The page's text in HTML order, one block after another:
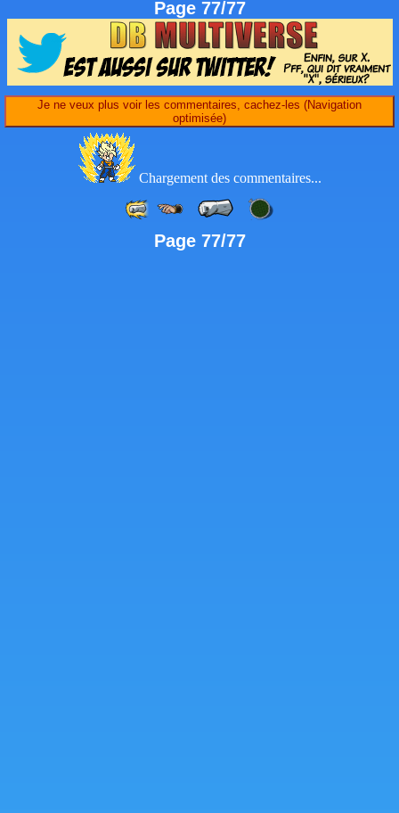
Page 77/77
Je ne veux plus voir les commentaires, cachez-les (Navigation
optimisée)
Chargement des commentaires...
Page 77/77